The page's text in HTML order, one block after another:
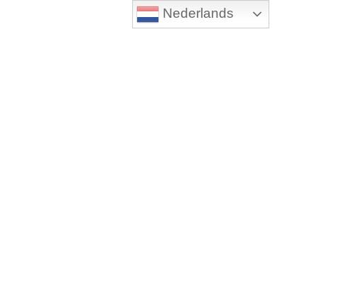
Nederlands